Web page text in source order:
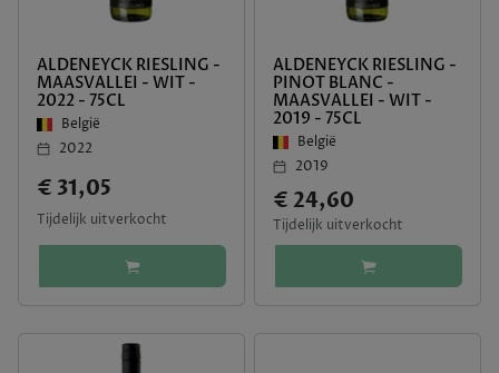
ALDENEYCK RIESLING -
MAASVALLEI - WIT -
2022 - 75CL
België
2022
€ 31,05
Tijdelijk uitverkocht
ALDENEYCK RIESLING -
PINOT BLANC -
MAASVALLEI - WIT -
2019 - 75CL
België
2019
€ 24,60
Tijdelijk uitverkocht